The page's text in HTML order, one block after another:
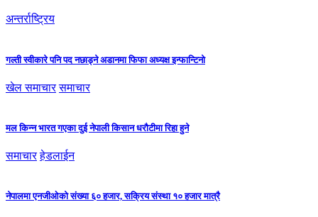
अन्तर्राष्ट्रिय
गल्ती स्वीकारे पनि पद नछाड्ने अडानमा फिफा अध्यक्ष इन्फान्टिनो
खेल समाचार समाचार
मल किन्न भारत गएका दुई नेपाली किसान धरौटीमा रिहा हुने
समाचार हेडलाईन
नेपालमा एनजीओको संख्या ६० हजार, सक्रिय संस्था १० हजार मात्रै